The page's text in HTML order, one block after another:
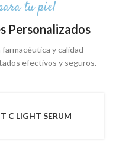
tu piel
Personalizados
y calidad
efectivos y seguros.
C LIGHT SERUM